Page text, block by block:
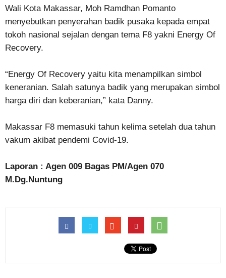
Wali Kota Makassar, Moh Ramdhan Pomanto
menyebutkan penyerahan badik pusaka kepada empat
tokoh nasional sejalan dengan tema F8 yakni Energy Of
Recovery.
“Energy Of Recovery yaitu kita menampilkan simbol
keneranian. Salah satunya badik yang merupakan simbol
harga diri dan keberanian,” kata Danny.
Makassar F8 memasuki tahun kelima setelah dua tahun
vakum akibat pendemi Covid-19.
Laporan : Agen 009 Bagas PM/Agen 070
M.Dg.Nuntung